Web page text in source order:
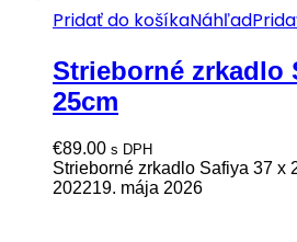
Pridať do košíkaNáhľad
Strieborné zrkadlo
25cm
€89.00 s DPH
Strieborné zrkadlo Safiya 37 x
202219. mája 2026